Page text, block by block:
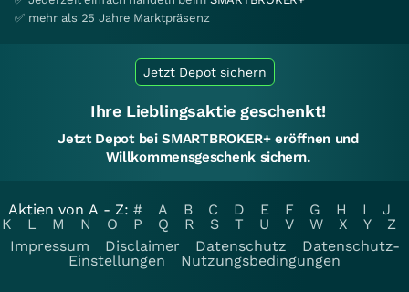
✅ mehr als 25 Jahre Marktpräsenz
Jetzt Depot sichern
Ihre Lieblingsaktie geschenkt!
Jetzt Depot bei SMARTBROKER+ eröffnen und
Willkommensgeschenk sichern.
Aktien von A - Z: # A B C D E F G H I
J
K
L M N O P Q R S T U V W X Y
Z
Impressum
Disclaimer Datenschutz
Datenschutz-
Einstellungen
Nutzungsbedingungen